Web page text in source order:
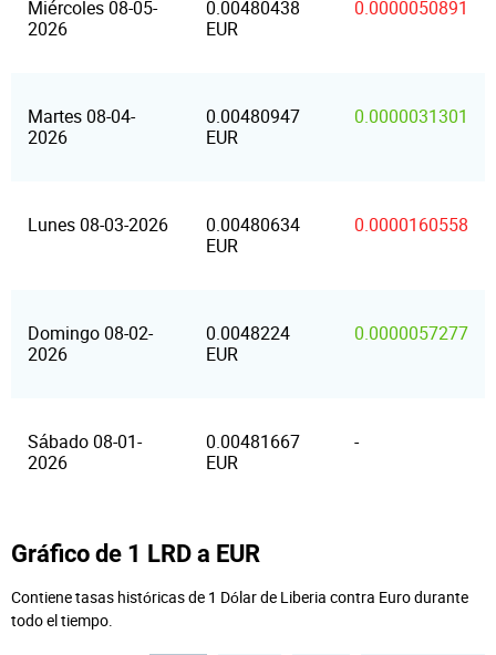
Miércoles 08-05-
2026
0.00480438
EUR
0.0000050891
Martes 08-04-
2026
0.00480947
EUR
0.0000031301
Lunes 08-03-2026
0.00480634
EUR
0.0000160558
Domingo 08-02-
2026
0.0048224
EUR
0.0000057277
Sábado 08-01-
2026
0.00481667
EUR
-
Gráfico de 1 LRD a EUR
Contiene tasas históricas de 1 Dólar de Liberia contra Euro durante
todo el tiempo.